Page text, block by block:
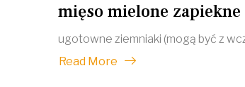
mięso mielone
ugotowne ziemniaki (mogą być z
Read More